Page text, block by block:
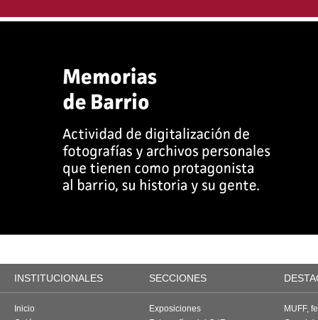
INSTITUCIONALES SECCIONES
Inicio
Exposiciones
MUFF,